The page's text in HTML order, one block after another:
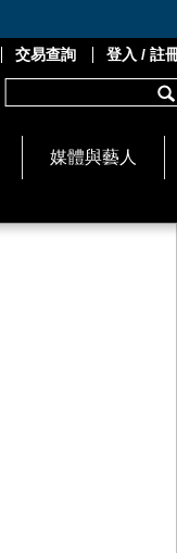
媒體與藝人
交易查詢 登入 / 註